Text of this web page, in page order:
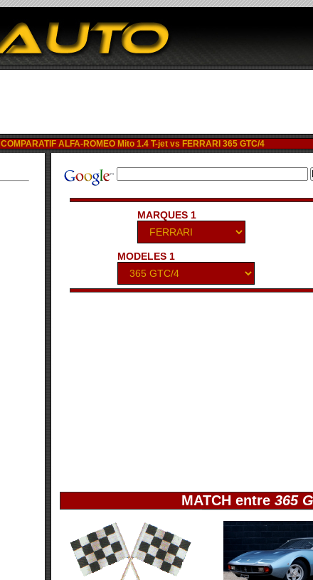
COMPARATIF ALFA-ROMEO Mito 1.4 T-jet vs FERRARI 365 GTC/4
MARQUES 1
MODELES 1
MATCH entre 365